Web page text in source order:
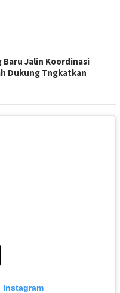
Baru Jalin Koordinasi
Dukung Tngkatkan